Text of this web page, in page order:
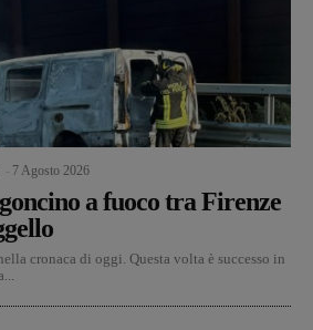
7 Agosto 2026
a fuoco tra Firenze
cronaca di oggi. Questa volta è successo in